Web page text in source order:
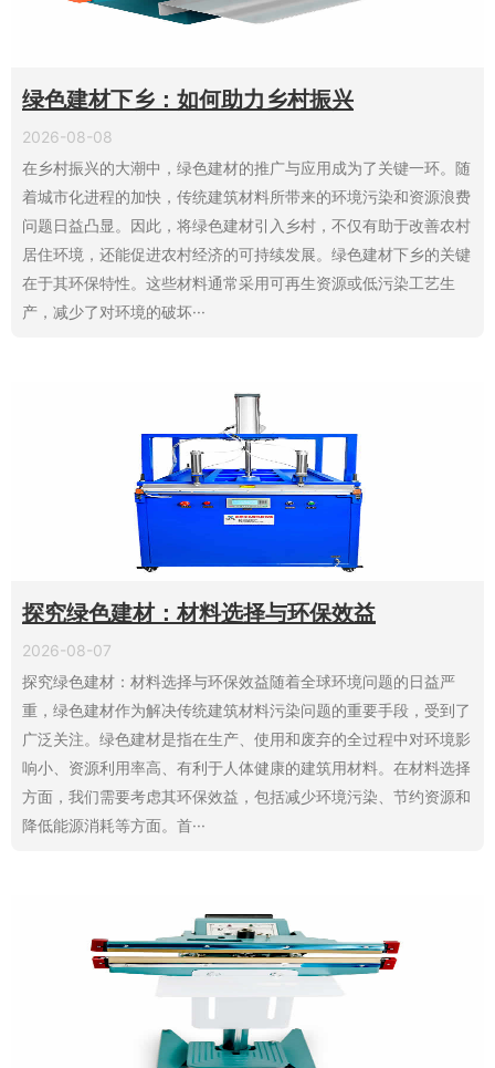
绿色建材下乡：如何助力乡村振兴
2026-08-08
在乡村振兴的大潮中，绿色建材的推广与应用成为了关键一环。随
着城市化进程的加快，传统建筑材料所带来的环境污染和资源浪费
问题日益凸显。因此，将绿色建材引入乡村，不仅有助于改善农村
居住环境，还能促进农村经济的可持续发展。绿色建材下乡的关键
在于其环保特性。这些材料通常采用可再生资源或低污染工艺生
产，减少了对环境的破坏···
探究绿色建材：材料选择与环保效益
2026-08-07
探究绿色建材：材料选择与环保效益随着全球环境问题的日益严
重，绿色建材作为解决传统建筑材料污染问题的重要手段，受到了
广泛关注。绿色建材是指在生产、使用和废弃的全过程中对环境影
响小、资源利用率高、有利于人体健康的建筑用材料。在材料选择
方面，我们需要考虑其环保效益，包括减少环境污染、节约资源和
降低能源消耗等方面。首···